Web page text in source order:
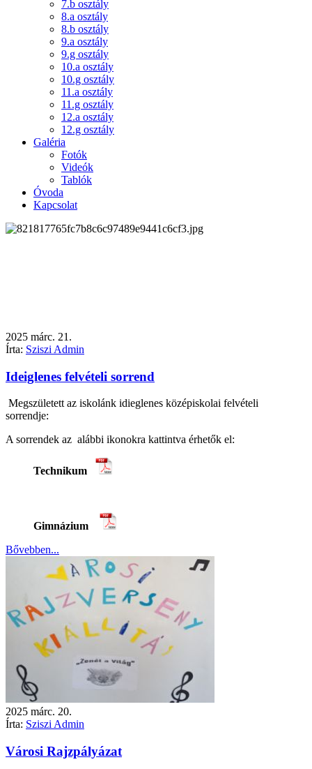
7.b osztály
8.a osztály
8.b osztály
9.a osztály
9.g osztály
10.a osztály
10.g osztály
11.a osztály
11.g osztály
12.a osztály
12.g osztály
Galéria
Fotók
Videók
Tablók
Óvoda
Kapcsolat
2025 márc. 21.
Írta: Sziszi Admin
Ideiglenes felvételi sorrend
Megszületett az iskolánk idieglenes középiskolai felvételi
sorrendje:
A sorrendek az alábbi ikonokra kattintva érhetők el:
Technikum
Gimnázium
Bővebben...
2025 márc. 20.
Írta: Sziszi Admin
Városi Rajzpályázat